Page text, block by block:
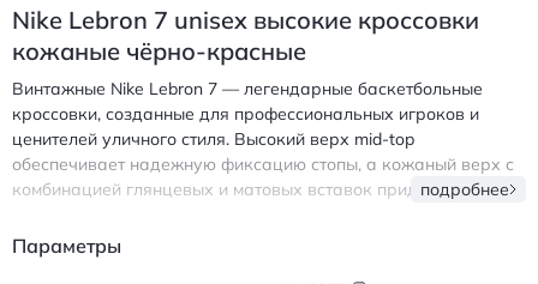
Nike Lebron 7 unisex высокие кроссовки
кожаные чёрно-красные
Винтажные Nike Lebron 7 — легендарные баскетбольные
кроссовки, созданные для профессиональных игроков и
ценителей уличного стиля. Высокий верх mid-top
обеспечивает надежную фиксацию стопы, а кожаный верх с
комбинацией глянцевых и матовых вставок придает модели
подошва с прозрачными элементами создают узнаваемый
подробнее
Параметры